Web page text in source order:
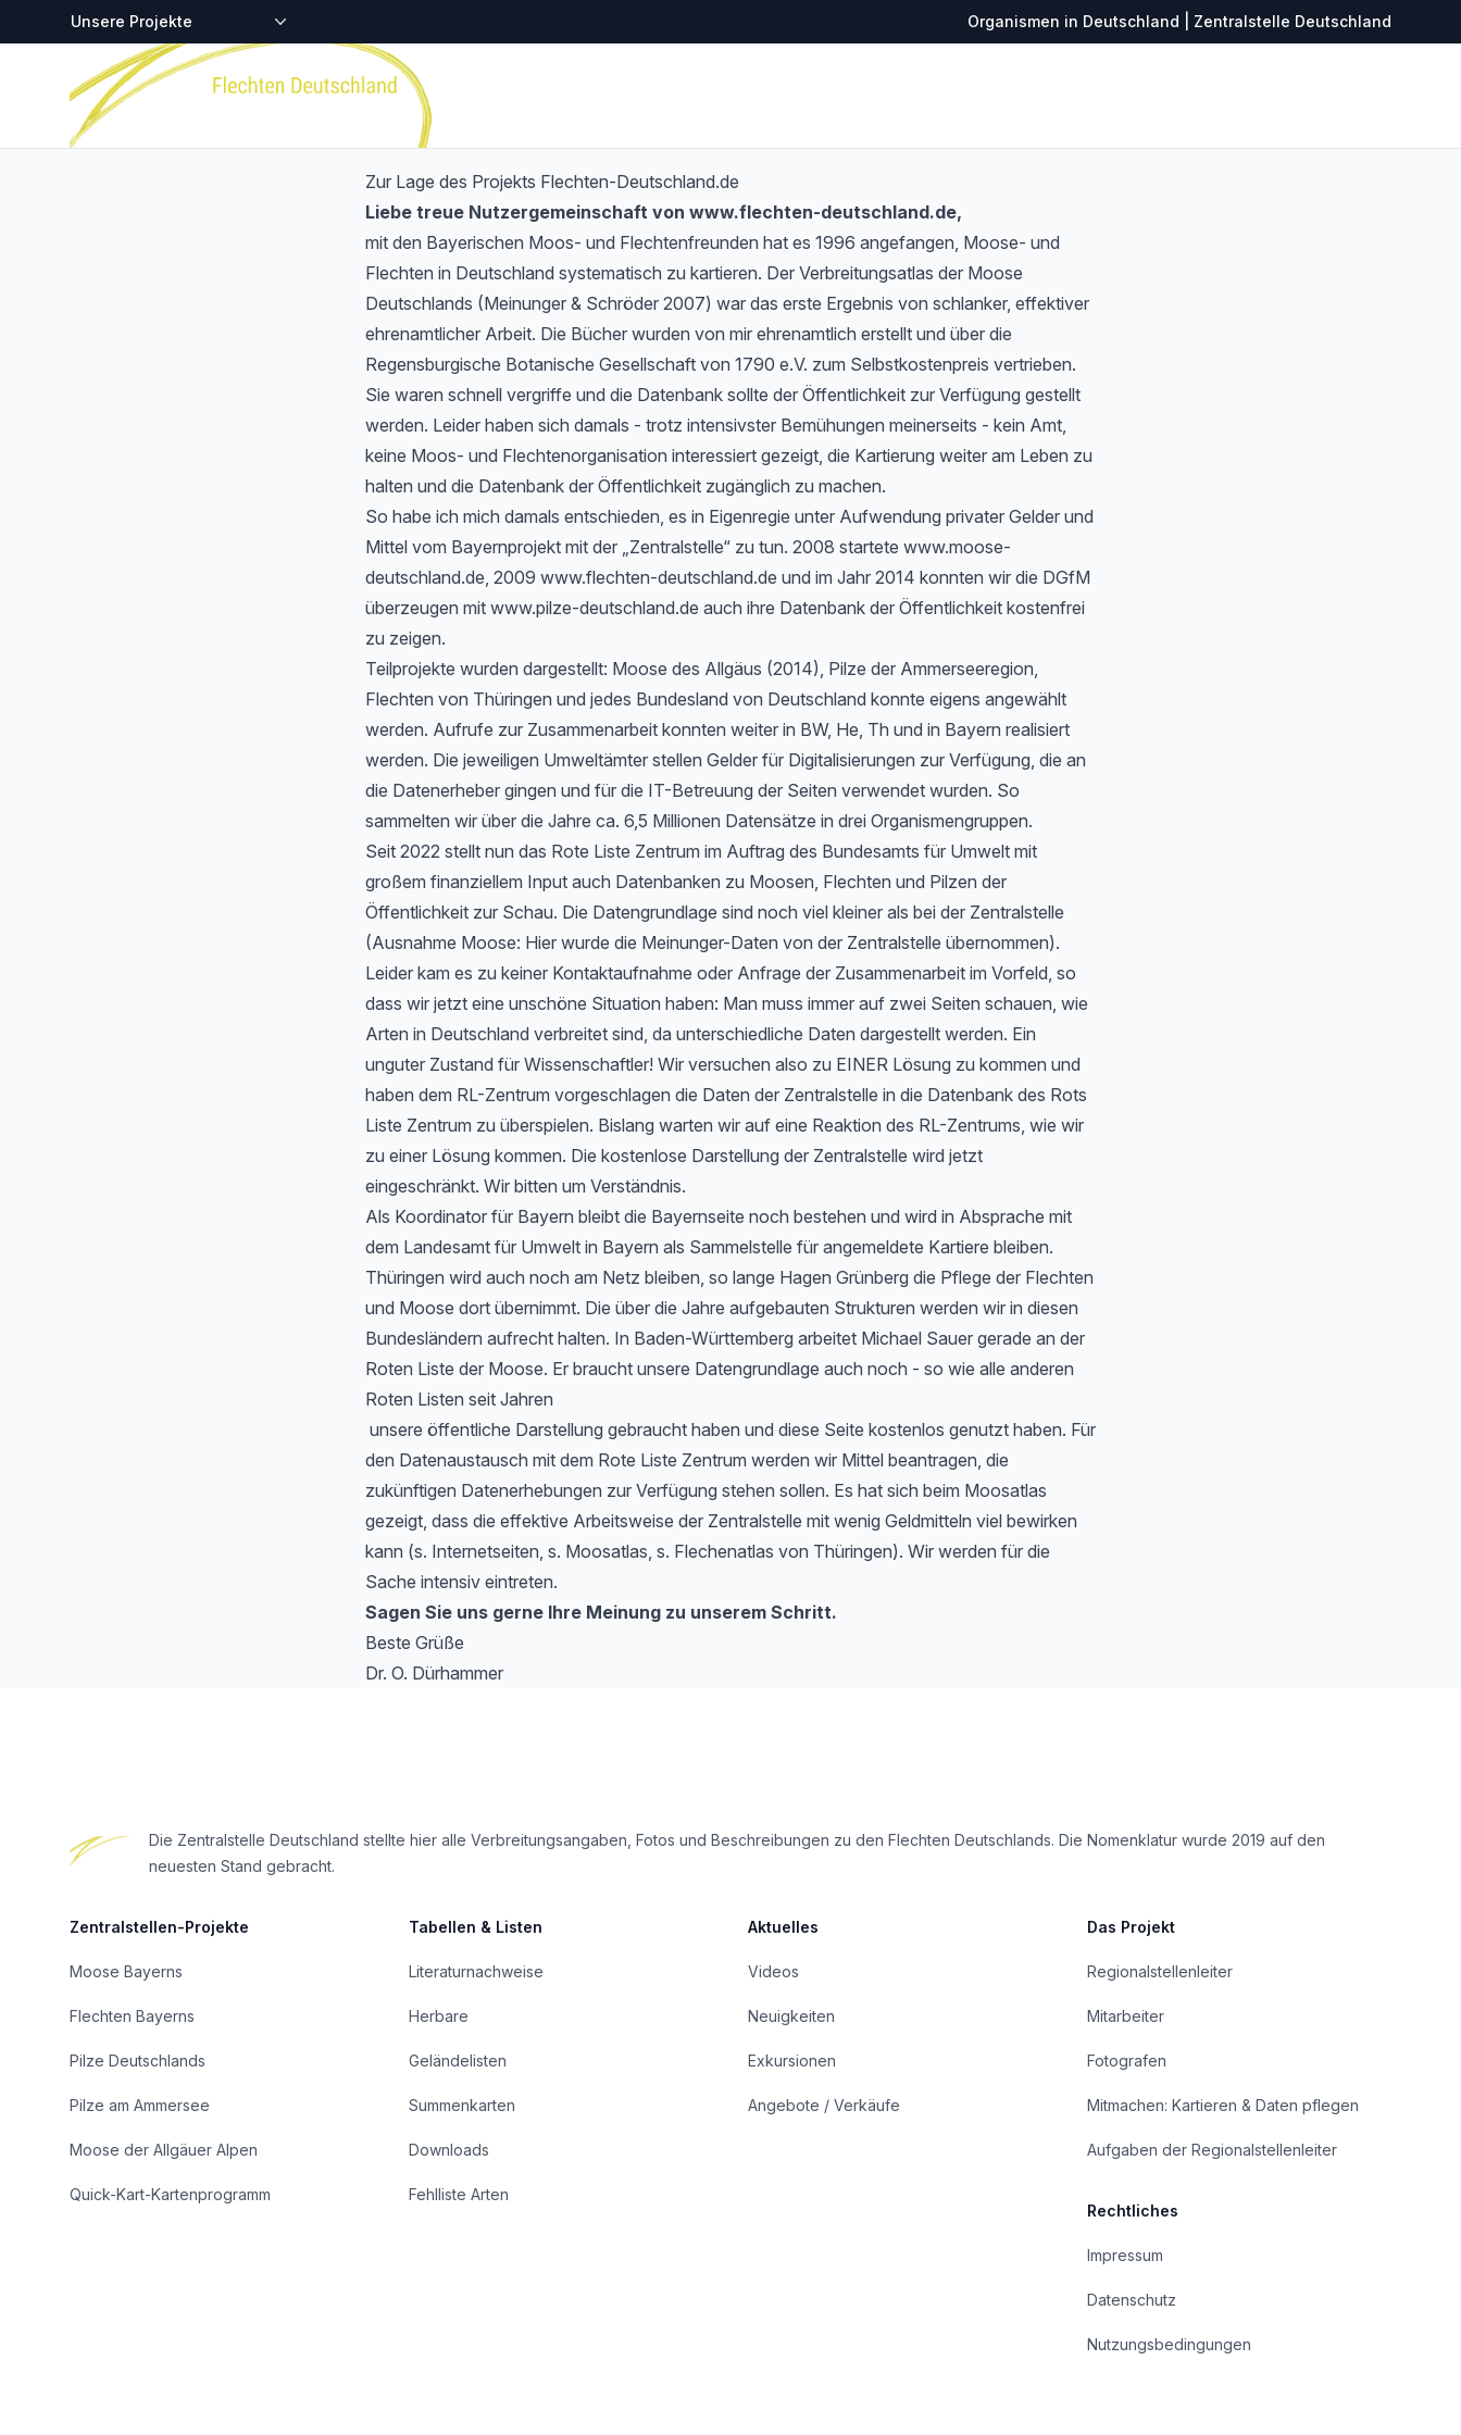
Zentralstellen-Projekte Organismen in Deutschland | Zentralstelle Deutschland
Startseite
Zur Lage des Projekts Flechten-Deutschland.de
Liebe treue Nutzergemeinschaft von www.flechten-deutschland.de,
mit den Bayerischen Moos- und Flechtenfreunden hat es 1996 angefangen, Moose- und
Flechten in Deutschland systematisch zu kartieren. Der Verbreitungsatlas der Moose
Deutschlands (Meinunger & Schröder 2007) war das erste Ergebnis von schlanker, effektiver
ehrenamtlicher Arbeit. Die Bücher wurden von mir ehrenamtlich erstellt und über die
Regensburgische Botanische Gesellschaft von 1790 e.V. zum Selbstkostenpreis vertrieben.
Sie waren schnell vergriffe und die Datenbank sollte der Öffentlichkeit zur Verfügung gestellt
werden. Leider haben sich damals - trotz intensivster Bemühungen meinerseits - kein Amt,
keine Moos- und Flechtenorganisation interessiert gezeigt, die Kartierung weiter am Leben zu
halten und die Datenbank der Öffentlichkeit zugänglich zu machen.
So habe ich mich damals entschieden, es in Eigenregie unter Aufwendung privater Gelder und
Mittel vom Bayernprojekt mit der „Zentralstelle“ zu tun. 2008 startete www.moose-
deutschland.de, 2009 www.flechten-deutschland.de und im Jahr 2014 konnten wir die DGfM
überzeugen mit www.pilze-deutschland.de auch ihre Datenbank der Öffentlichkeit kostenfrei
zu zeigen.
Teilprojekte wurden dargestellt: Moose des Allgäus (2014), Pilze der Ammerseeregion,
Flechten von Thüringen und jedes Bundesland von Deutschland konnte eigens angewählt
werden. Aufrufe zur Zusammenarbeit konnten weiter in BW, He, Th und in Bayern realisiert
werden. Die jeweiligen Umweltämter stellen Gelder für Digitalisierungen zur Verfügung, die an
die Datenerheber gingen und für die IT-Betreuung der Seiten verwendet wurden. So
sammelten wir über die Jahre ca. 6,5 Millionen Datensätze in drei Organismengruppen.
Seit 2022 stellt nun das Rote Liste Zentrum im Auftrag des Bundesamts für Umwelt mit
großem finanziellem Input auch Datenbanken zu Moosen, Flechten und Pilzen der
Öffentlichkeit zur Schau. Die Datengrundlage sind noch viel kleiner als bei der Zentralstelle
(Ausnahme Moose: Hier wurde die Meinunger-Daten von der Zentralstelle übernommen).
Leider kam es zu keiner Kontaktaufnahme oder Anfrage der Zusammenarbeit im Vorfeld, so
dass wir jetzt eine unschöne Situation haben: Man muss immer auf zwei Seiten schauen, wie
Arten in Deutschland verbreitet sind, da unterschiedliche Daten dargestellt werden. Ein
unguter Zustand für Wissenschaftler! Wir versuchen also zu EINER Lösung zu kommen und
haben dem RL-Zentrum vorgeschlagen die Daten der Zentralstelle in die Datenbank des Rots
Liste Zentrum zu überspielen. Bislang warten wir auf eine Reaktion des RL-Zentrums, wie wir
zu einer Lösung kommen. Die kostenlose Darstellung der Zentralstelle wird jetzt
eingeschränkt. Wir bitten um Verständnis.
Als Koordinator für Bayern bleibt die Bayernseite noch bestehen und wird in Absprache mit
dem Landesamt für Umwelt in Bayern als Sammelstelle für angemeldete Kartiere bleiben.
Thüringen wird auch noch am Netz bleiben, so lange Hagen Grünberg die Pflege der Flechten
und Moose dort übernimmt. Die über die Jahre aufgebauten Strukturen werden wir in diesen
Bundesländern aufrecht halten. In Baden-Württemberg arbeitet Michael Sauer gerade an der
Roten Liste der Moose. Er braucht unsere Datengrundlage auch noch - so wie alle anderen
Roten Listen seit Jahren
unsere öffentliche Darstellung gebraucht haben und diese Seite kostenlos genutzt haben. Für
den Datenaustausch mit dem Rote Liste Zentrum werden wir Mittel beantragen, die
zukünftigen Datenerhebungen zur Verfügung stehen sollen. Es hat sich beim Moosatlas
gezeigt, dass die effektive Arbeitsweise der Zentralstelle mit wenig Geldmitteln viel bewirken
kann (s. Internetseiten, s. Moosatlas, s. Flechenatlas von Thüringen). Wir werden für die
Sache intensiv eintreten.
Sagen Sie uns gerne Ihre Meinung zu unserem Schritt.
Beste Grüße
Dr. O. Dürhammer
Die Zentralstelle Deutschland stellte hier alle Verbreitungsangaben, Fotos und Beschreibungen zu den Flechten Deutschlands. Die Nomenklatur wurde 2019 auf den
neuesten Stand gebracht.
Zentralstellen-Projekte
Moose Bayerns
Flechten Bayerns
Pilze Deutschlands
Pilze am Ammersee
Moose der Allgäuer Alpen
Quick-Kart-Kartenprogramm
Tabellen & Listen
Literaturnachweise
Herbare
Geländelisten
Summenkarten
Downloads
Fehlliste Arten
Aktuelles
Videos
Neuigkeiten
Exkursionen
Angebote / Verkäufe
Das Projekt
Regionalstellenleiter
Mitarbeiter
Fotografen
Mitmachen: Kartieren & Daten pflegen
Aufgaben der Regionalstellenleiter
Rechtliches
Impressum
Datenschutz
Nutzungsbedingungen